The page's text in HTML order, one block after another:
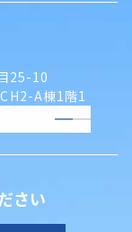
25-10
A棟1階1
さい